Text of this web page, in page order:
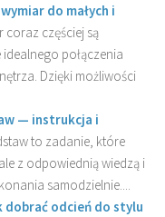
do małych i
coraz częściej są
połączenia
Dzięki możliwości
— instrukcja i
to zadanie, które
z odpowiednią wiedzą i
samodzielnie....
dobrać odcień do stylu